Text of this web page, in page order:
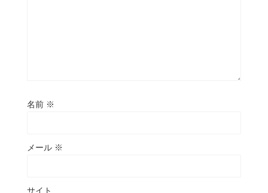
名前 ※
メール ※
サイト